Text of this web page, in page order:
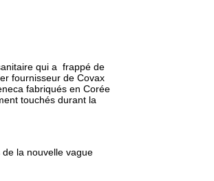
qui a frappé de
fournisseur de Covax
fabriqués en Corée
touchés durant la
la nouvelle vague